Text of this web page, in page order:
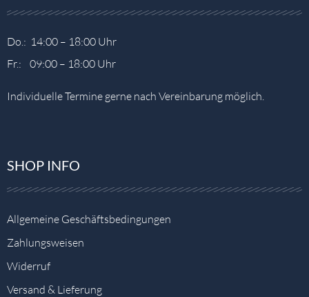
Do.: 14:00 – 18:00 Uhr
Fr.: 09:00 – 18:00 Uhr
Individuelle Termine gerne nach Vereinbarung möglich.
SHOP INFO
Allgemeine Geschäftsbedingungen
Zahlungsweisen
Widerruf
Versand & Lieferung